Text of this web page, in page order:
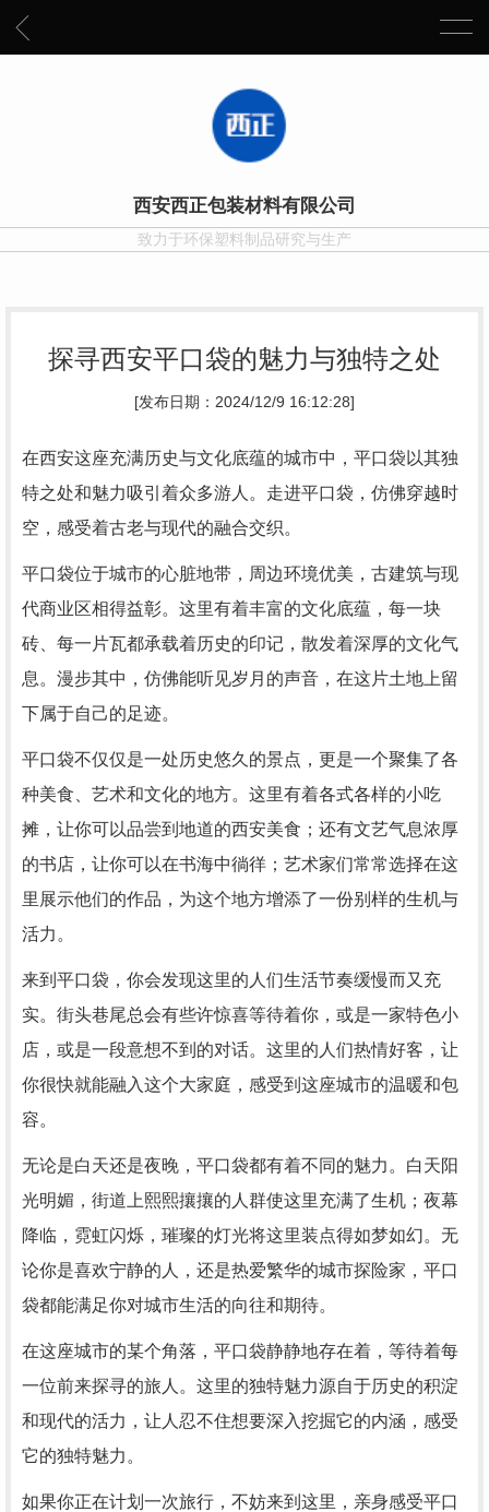
西安西正包装材料有限公司
致力于环保塑料制品研究与生产
探寻西安平口袋的魅力与独特之处
[发布日期：2024/12/9 16:12:28]
在西安这座充满历史与文化底蕴的城市中，平口袋以其独
特之处和魅力吸引着众多游人。走进平口袋，仿佛穿越时
空，感受着古老与现代的融合交织。
平口袋位于城市的心脏地带，周边环境优美，古建筑与现
代商业区相得益彰。这里有着丰富的文化底蕴，每一块
砖、每一片瓦都承载着历史的印记，散发着深厚的文化气
息。漫步其中，仿佛能听见岁月的声音，在这片土地上留
下属于自己的足迹。
平口袋不仅仅是一处历史悠久的景点，更是一个聚集了各
种美食、艺术和文化的地方。这里有着各式各样的小吃
摊，让你可以品尝到地道的西安美食；还有文艺气息浓厚
的书店，让你可以在书海中徜徉；艺术家们常常选择在这
里展示他们的作品，为这个地方增添了一份别样的生机与
活力。
来到平口袋，你会发现这里的人们生活节奏缓慢而又充
实。街头巷尾总会有些许惊喜等待着你，或是一家特色小
店，或是一段意想不到的对话。这里的人们热情好客，让
你很快就能融入这个大家庭，感受到这座城市的温暖和包
容。
无论是白天还是夜晚，平口袋都有着不同的魅力。白天阳
光明媚，街道上熙熙攘攘的人群使这里充满了生机；夜幕
降临，霓虹闪烁，璀璨的灯光将这里装点得如梦如幻。无
论你是喜欢宁静的人，还是热爱繁华的城市探险家，平口
袋都能满足你对城市生活的向往和期待。
在这座城市的某个角落，平口袋静静地存在着，等待着每
一位前来探寻的旅人。这里的独特魅力源自于历史的积淀
和现代的活力，让人忍不住想要深入挖掘它的内涵，感受
它的独特魅力。
如果你正在计划一次旅行，不妨来到这里，亲身感受平口